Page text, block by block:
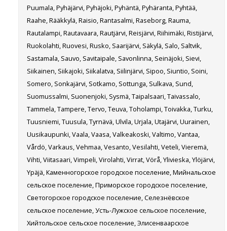
Puumala, Pyhäjärvi, Pyhäjoki, Pyhäntä, Pyhäranta, Pyhtää,
Raahe, Rääkkylä, Raisio, Rantasalmi, Raseborg, Rauma,
Rautalampi, Rautavaara, Rautjärvi, Reisjärvi, Riihimäki, Ristijärvi,
Ruokolahti, Ruovesi, Rusko, Saarijärvi, Säkylä, Salo, Saltvik,
Sastamala, Sauvo, Savitaipale, Savonlinna, Seinäjoki, Sievi,
Siikainen, Siikajoki, Siikalatva, Siilinjärvi, Sipoo, Siuntio, Soini,
Somero, Sonkajärvi, Sotkamo, Sottunga, Sulkava, Sund,
Suomussalmi, Suonenjoki, Sysmä, Taipalsaari, Taivassalo,
Tammela, Tampere, Tervo, Teuva, Toholampi, Toivakka, Turku,
Tuusniemi, Tuusula, Tyrnävä, Ulvila, Urjala, Utajärvi, Uurainen,
Uusikaupunki, Vaala, Vaasa, Valkeakoski, Valtimo, Vantaa,
Vårdö, Varkaus, Vehmaa, Vesanto, Vesilahti, Veteli, Vieremä,
Vihti, Viitasaari, Vimpeli, Virolahti, Virrat, Vörå, Ylivieska, Ylöjärvi,
Ypäjä, Каменногорское городское поселение, Мийнальское
сельское поселение, Приморское городское поселение,
Светогорское городское поселение, Селезнёвское
сельское поселение, Усть-Лужское сельское поселение,
Хийтольское сельское поселение, Элисенваарское